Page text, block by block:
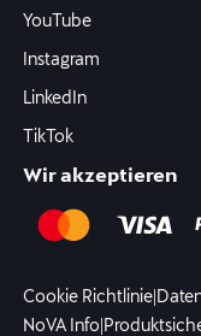
YouTube
Instagram
LinkedIn
TikTok
Wir akzeptieren
Cookie Richtlinie|
NoVA Info|